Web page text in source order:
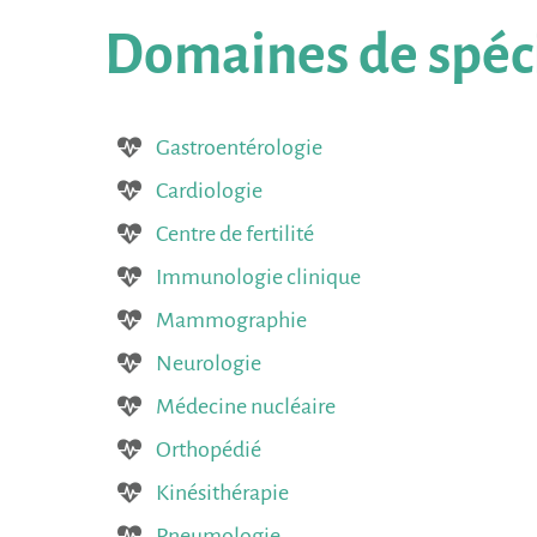
Domaines de
Gastroentérologie
Cardiologie
Centre de fertilité
Immunologie clinique
Mammographie
Neurologie
Médecine nucléaire
Orthopédié
Kinésithérapie